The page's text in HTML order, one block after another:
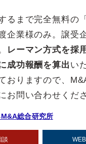
るまで完全無料の
企業様のみ。譲受
レーマン方式を採
成功報酬を算出 い
おりますので、
お問い合わせくださ
総合研究所
談